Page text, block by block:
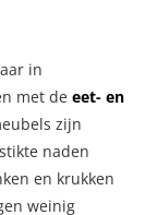
in
met de eet- en
zijn
naden
en krukken
weinig